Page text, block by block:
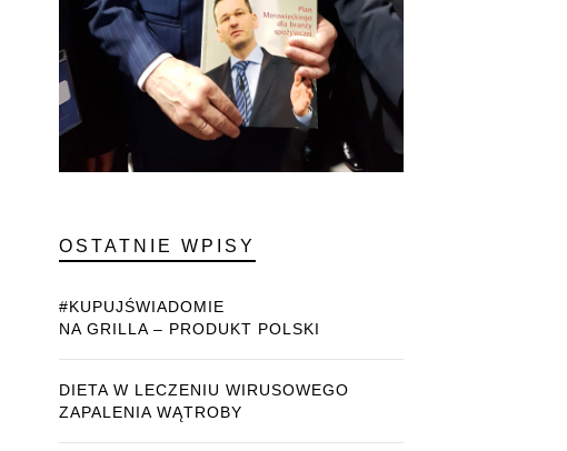
OSTATNIE WPISY
#KUPUJŚWIADOMIE
NA GRILLA – PRODUKT POLSKI
DIETA W LECZENIU WIRUSOWEGO
ZAPALENIA WĄTROBY